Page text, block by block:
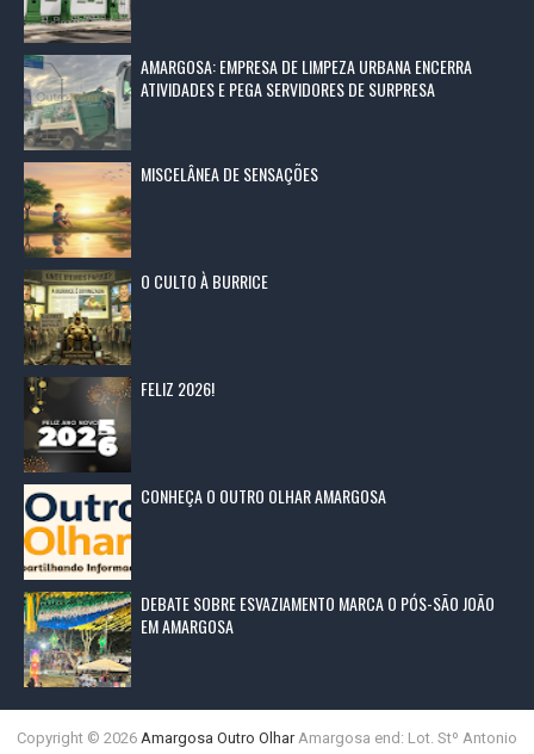
AMARGOSA: EMPRESA DE LIMPEZA URBANA ENCERRA
ATIVIDADES E PEGA SERVIDORES DE SURPRESA
MISCELÂNEA DE SENSAÇÕES
O CULTO À BURRICE
FELIZ 2026!
CONHEÇA O OUTRO OLHAR AMARGOSA
DEBATE SOBRE ESVAZIAMENTO MARCA O PÓS-SÃO JOÃO
EM AMARGOSA
Copyright © 2026 Amargosa Outro Olhar Amargosa end: Lot. Stº Antonio